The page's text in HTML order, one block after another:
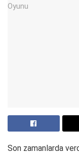
Son zamanlarda